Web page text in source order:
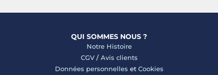
QUI SOMMES NOUS ?
Notre Histoire
CGV/ Avis clients
Données personnelles et Cookies